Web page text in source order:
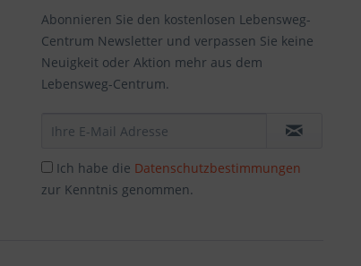
Abonnieren Sie den kostenlosen Lebensweg-
Centrum Newsletter und verpassen Sie keine
Neuigkeit oder Aktion mehr aus dem
Lebensweg-Centrum.
Ich habe die Datenschutzbestimmungen
zur Kenntnis genommen.